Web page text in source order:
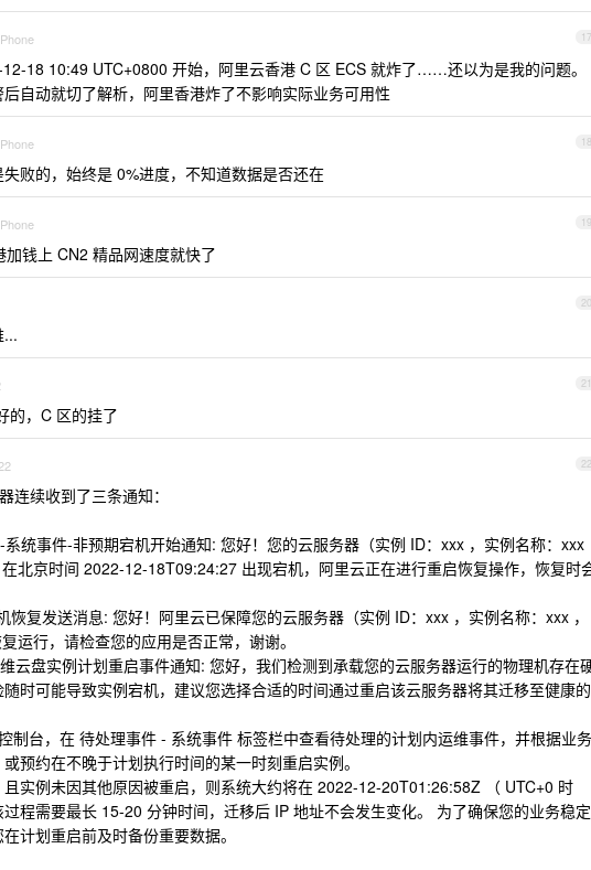
17
18 10:49 UTC+0800 开始，阿里云香港 C 区 ECS 就炸了……还以为是我的问题。
自动就切了解析，阿里香港炸了不影响实际业务可用性
18
败的，始终是 0%进度，不知道数据是否还在
19
加钱上 CN2 精品网速度就快了
20
...
21
的，C 区的挂了
22
连续收到了三条通知：
统事件-非预期宕机开始通知: 您好！您的云服务器（实例 ID：xxx ，实例名称：xxx
北京时间 2022-12-18T09:24:27 出现宕机，阿里云正在进行重启恢复操作，恢复时
复发送消息: 您好！阿里云已保障您的云服务器（实例 ID：xxx ，实例名称：xxx ，
运行，请检查您的应用是否正常，谢谢。
云盘实例计划重启事件通知: 您好，我们检测到承载您的云服务器运行的物理机存在
时可能导致实例宕机，建议您选择合适的时间通过重启该云服务器将其迁移至健康的
制台，在 待处理事件 - 系统事件 标签栏中查看待处理的计划内运维事件，并根据业务
预约在不晚于计划执行时间的某一时刻重启实例。
实例未因其他原因被重启，则系统大约将在 2022-12-20T01:26:58Z （ UTC+0 时
程需要最长 15-20 分钟时间，迁移后 IP 地址不会发生变化。 为了确保您的业务稳定
计划重启前及时备份重要数据。